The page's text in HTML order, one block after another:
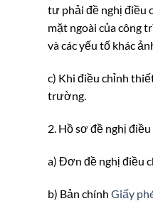
tư phải đề nghị điều
mặt ngoài của công
và các yếu tố khác
c) Khi điều chỉnh
trường.
2. Hồ sơ đề nghị
a) Đơn đề nghị điều
b) Bản chính Giấy